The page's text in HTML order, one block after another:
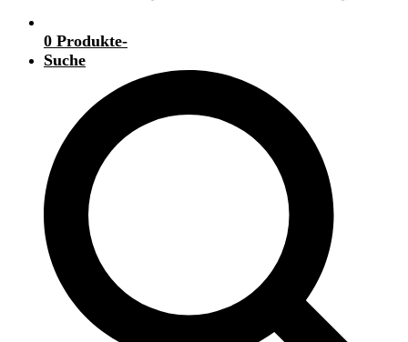
0 Produkte-
Suche